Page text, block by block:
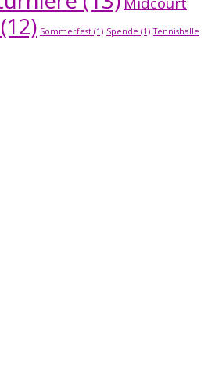
(12) Sommerfest (1) Spende (1) Tennishalle